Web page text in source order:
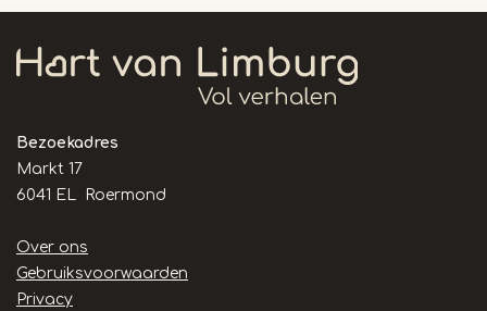
Bezoekadres
Markt 17
6041 EL Roermond
Handige
links
Over ons
Gebruiksvoorwaarden
Privacy